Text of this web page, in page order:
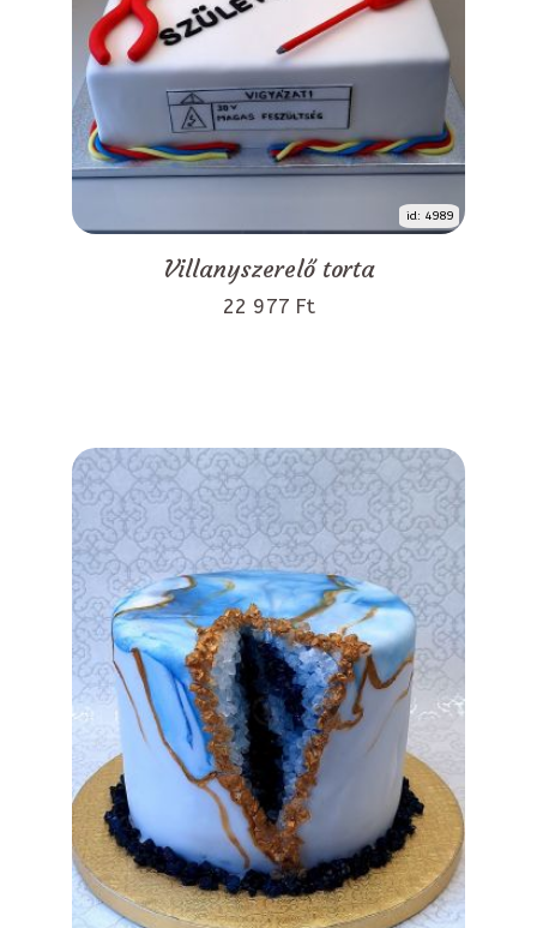
id: 4989
Villanyszerelő torta
22 977 Ft